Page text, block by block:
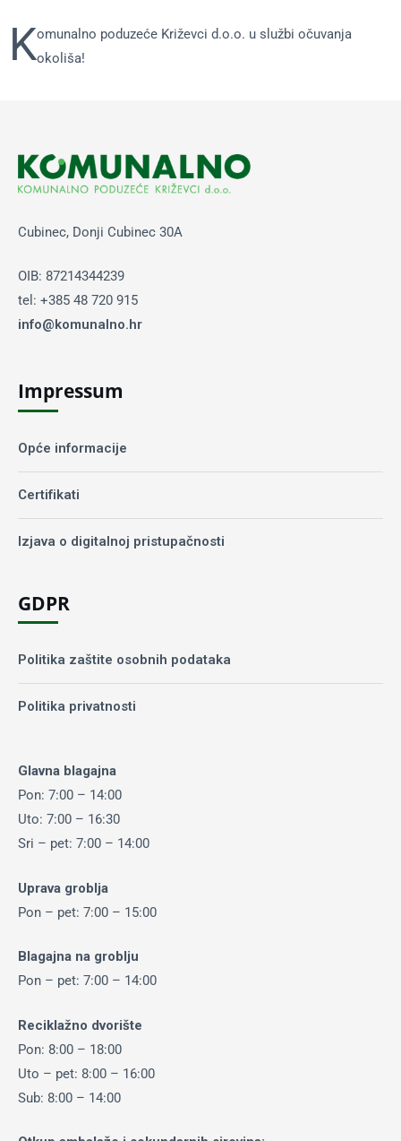
Komunalno poduzeće Križevci d.o.o. u službi očuvanja
okoliša!
Cubinec, Donji Cubinec 30A
OIB: 87214344239
tel: +385 48 720 915
info@komunalno.hr
Impressum
Opće informacije
Certifikati
Izjava o digitalnoj pristupačnosti
GDPR
Politika zaštite osobnih podataka
Politika privatnosti
Glavna blagajna
Pon: 7:00 – 14:00
Uto: 7:00 – 16:30
Sri – pet: 7:00 – 14:00
Uprava groblja
Pon – pet: 7:00 – 15:00
Blagajna na groblju
Pon – pet: 7:00 – 14:00
Reciklažno dvorište
Pon: 8:00 – 18:00
Uto – pet: 8:00 – 16:00
Sub: 8:00 – 14:00